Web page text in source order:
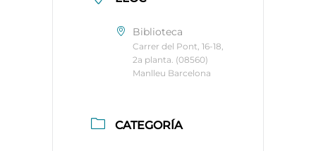
Biblioteca
Carrer del Pont, 16-18,
2a planta. (08560)
Manlleu Barcelona
CATEGORÍA